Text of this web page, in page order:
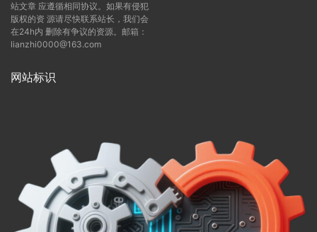
站文章 应遵循相同协议。如果有侵犯
版权的资 源请尽快联系站长，我们会
在24h内 删除有争议的资源。邮箱：
lianzhi0000@163.com
网站标识